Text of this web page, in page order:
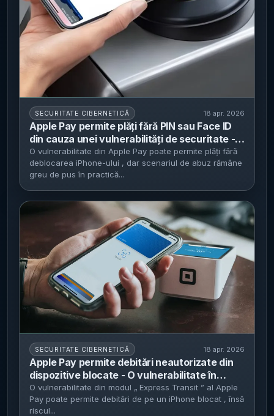
SECURITATE CIBERNETICĂ 18 apr. 2026
Apple Pay permite plăți fără PIN sau Face ID
din cauza unei vulnerabilități de securitate -
Experții avertizează asupra riscurilor reduse,
dar reale, pentru utilizatori
O vulnerabilitate din Apple Pay poate permite plăți fără
deblocarea iPhone-ului , dar scenariul de abuz rămâne
greu de pus în practică...
SECURITATE CIBERNETICĂ 18 apr. 2026
Apple Pay permite debitări neautorizate din
dispozitive blocate - O vulnerabilitate în
sistemul de plată contactless afectează
utilizatorii, dar riscul este considerat scăzut
O vulnerabilitate din modul „ Express Transit ” al Apple
Pay poate permite debitări de pe un iPhone blocat , însă
riscul...